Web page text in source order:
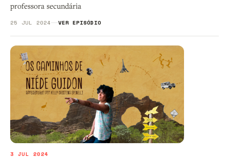
professora secundária
25 JUL 2024 VER EPISÓDIO
3 JUL 2024